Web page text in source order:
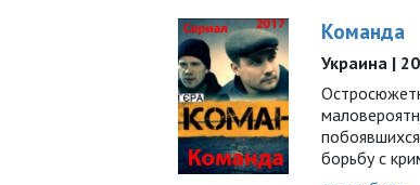
Команда
Украина |
борьбу с